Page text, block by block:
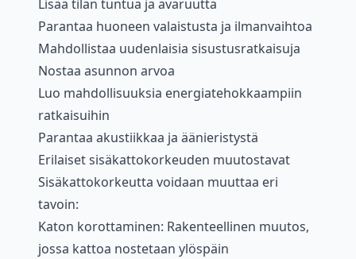
Lisää tilan tuntua ja avaruutta
Parantaa huoneen valaistusta ja ilmanvaihtoa
Mahdollistaa uudenlaisia sisustusratkaisuja
Nostaa asunnon arvoa
Luo mahdollisuuksia energiatehokkaampiin
ratkaisuihin
Parantaa akustiikkaa ja äänieristystä
Erilaiset sisäkattokorkeuden muutostavat
Sisäkattokorkeutta voidaan muuttaa eri
tavoin:
Katon korottaminen: Rakenteellinen muutos,
jossa kattoa nostetaan ylöspäin